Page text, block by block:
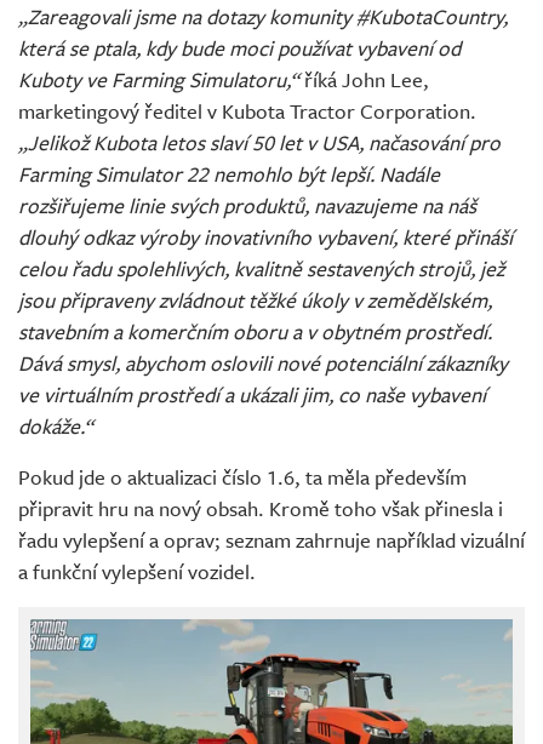
„Zareagovali jsme na dotazy komunity #KubotaCountry,
která se ptala, kdy bude moci používat vybavení od
Kuboty ve Farming Simulatoru,“říká John Lee,
marketingový ředitel v Kubota Tractor Corporation.
„Jelikož Kubota letos slaví 50 let v USA, načasování pro
Farming Simulator 22 nemohlo být lepší. Nadále
rozšiřujeme linie svých produktů, navazujeme na náš
dlouhý odkaz výroby inovativního vybavení, které přináší
celou řadu spolehlivých, kvalitně sestavených strojů, jež
jsou připraveny zvládnout těžké úkoly v zemědělském,
stavebním a komerčním oboru a v obytném prostředí.
Dává smysl, abychom oslovili nové potenciální zákazníky
ve virtuálním prostředí a ukázali jim, co naše vybavení
dokáže.“
Pokud jde o aktualizaci číslo 1.6, ta měla především
připravit hru na nový obsah. Kromě toho však přinesla i
řadu vylepšení a oprav; seznam zahrnuje například vizuální
a funkční vylepšení vozidel.